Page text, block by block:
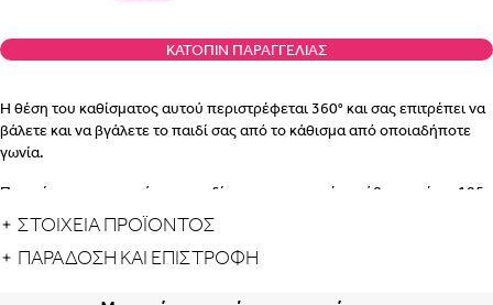
ΚΑΤΌΠΙΝ ΠΑΡΑΓΓΕΛΊΑΣ
Η θέση του καθίσματος αυτού περιστρέφεται 360° και σας επιτρέπει να
βάλετε και να βγάλετε το παιδί σας από το κάθισμα από οποιαδήποτε
γωνία.
Προτείνουμε να κρατάτε το παιδί σε αντεστραμμένο κάθισμα μέχρι 105
εκ. (περίπου 4 ετών), το συγκεκριμένο κάθισμα όμως σας δίνει τη
δυνατότητα, αν χρειαστεί, να κοιτάζει και μπροστά.
ευκολίας και προσαρμογής ανάλογα με την ηλικία του παιδιού ενώ το
ΣΤΟΙΧΕΙΑ ΠΡΟΪΟΝΤΟΣ
ΠΑΡΆΔΟΣΗ ΚΑΙ ΕΠΙΣΤΡΟΦΉ